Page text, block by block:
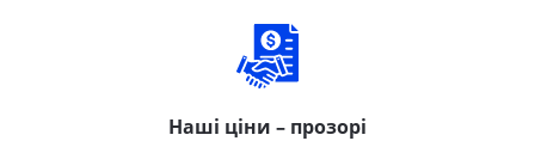
Наші ціни – прозорі